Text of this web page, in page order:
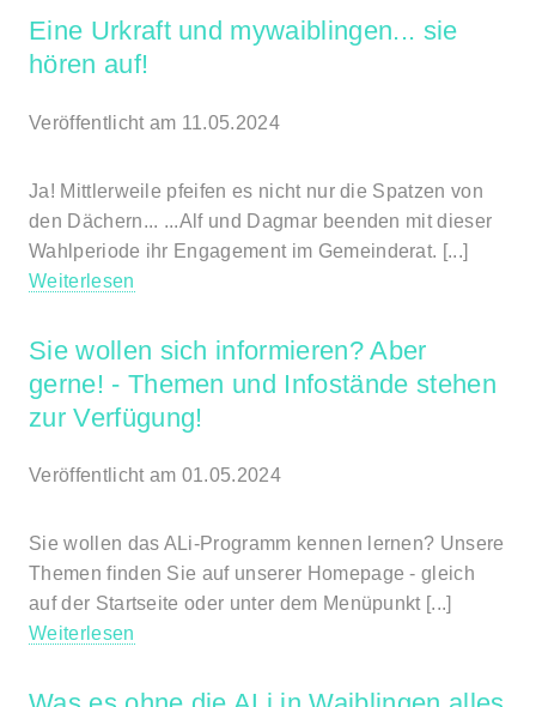
Eine Urkraft und mywaiblingen... sie
hören auf!
Veröffentlicht am 11.05.2024
Ja! Mittlerweile pfeifen es nicht nur die Spatzen von
den Dächern... ...Alf und Dagmar beenden mit dieser
Wahlperiode ihr Engagement im Gemeinderat. [...]
Weiterlesen
Sie wollen sich informieren? Aber
gerne! - Themen und Infostände stehen
zur Verfügung!
Veröffentlicht am 01.05.2024
Sie wollen das ALi-Programm kennen lernen? Unsere
Themen finden Sie auf unserer Homepage - gleich
auf der Startseite oder unter dem Menüpunkt [...]
Weiterlesen